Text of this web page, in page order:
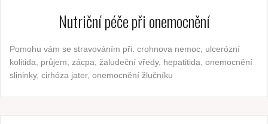
Nutriční péče při onemocnění
Pomohu vám se stravováním při: crohnova nemoc, ulcerózní
kolitida, průjem, zácpa, žaludeční vředy, hepatitida, onemocnění
slininky, cirhóza jater, onemocnění žlučníku